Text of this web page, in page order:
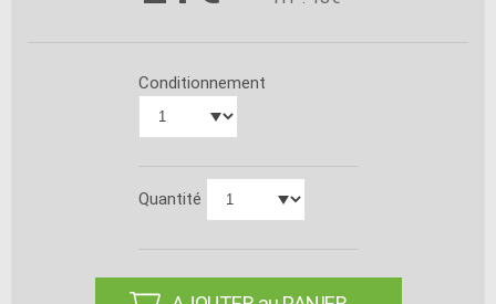
Conditionnement
Quantité